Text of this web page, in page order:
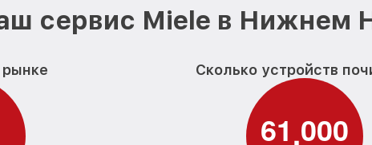
сервис Miele в Нижнем
рынке Сколько устройств
61,000